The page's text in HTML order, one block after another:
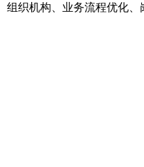
组织机构、业务流程优化、